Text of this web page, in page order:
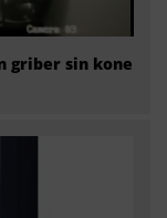
griber sin kone